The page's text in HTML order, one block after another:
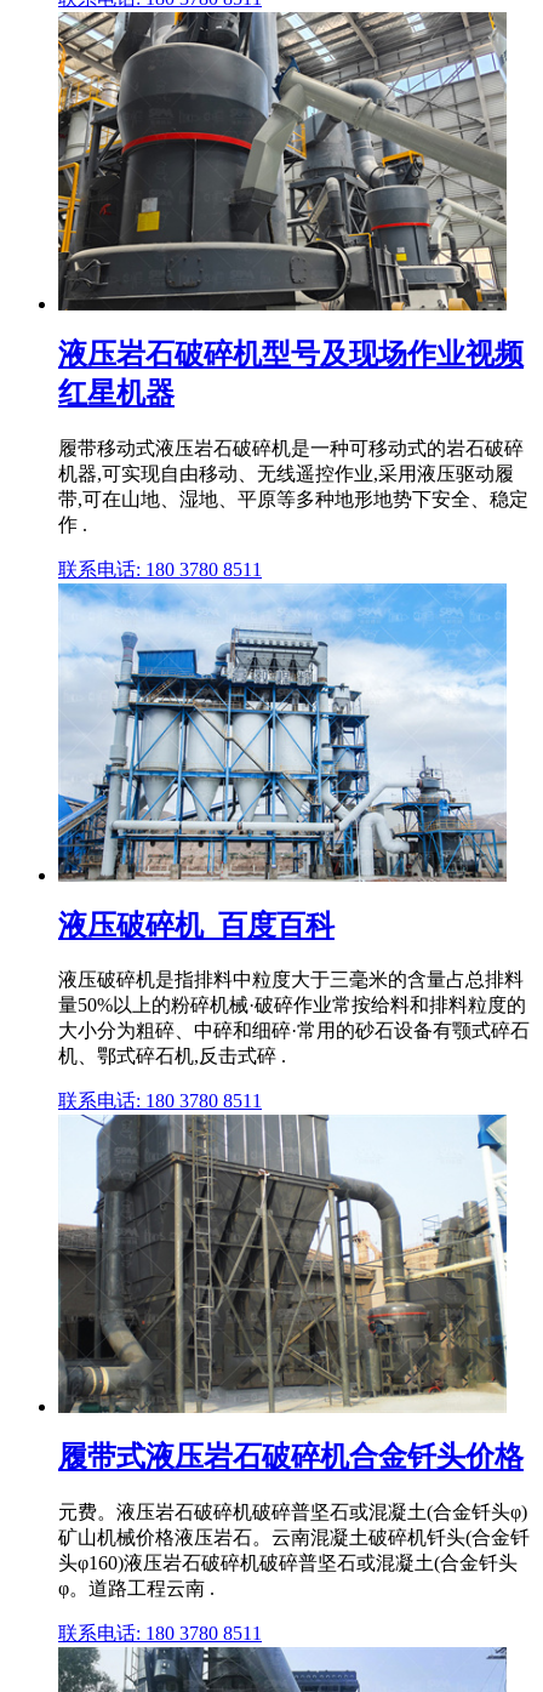
液压岩石破碎机型号及现场作业视频
红星机器
履带移动式液压岩石破碎机是一种可移动式的岩石破碎
机器,可实现自由移动、无线遥控作业,采用液压驱动履
带,可在山地、湿地、平原等多种地形地势下安全、稳定
作 .
联系电话: 180 3780 8511
液压破碎机_百度百科
液压破碎机是指排料中粒度大于三毫米的含量占总排料
量50%以上的粉碎机械·破碎作业常按给料和排料粒度的
大小分为粗碎、中碎和细碎·常用的砂石设备有颚式碎石
机、鄂式碎石机,反击式碎 .
联系电话: 180 3780 8511
履带式液压岩石破碎机合金钎头价格
元费。液压岩石破碎机破碎普坚石或混凝土(合金钎头φ)
矿山机械价格液压岩石。云南混凝土破碎机钎头(合金钎
头φ160)液压岩石破碎机破碎普坚石或混凝土(合金钎头
φ。道路工程云南 .
联系电话: 180 3780 8511